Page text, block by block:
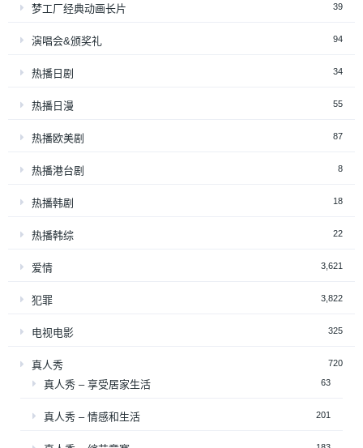
梦工厂经典动画长片 39
演唱会&颁奖礼 94
热播日剧 34
热播日漫 55
热播欧美剧 87
热播港台剧 8
热播韩剧 18
热播韩综 22
爱情 3,621
犯罪 3,822
电视电影 325
真人秀 720
真人秀 – 享受居家生活 63
真人秀 – 情感和生活 201